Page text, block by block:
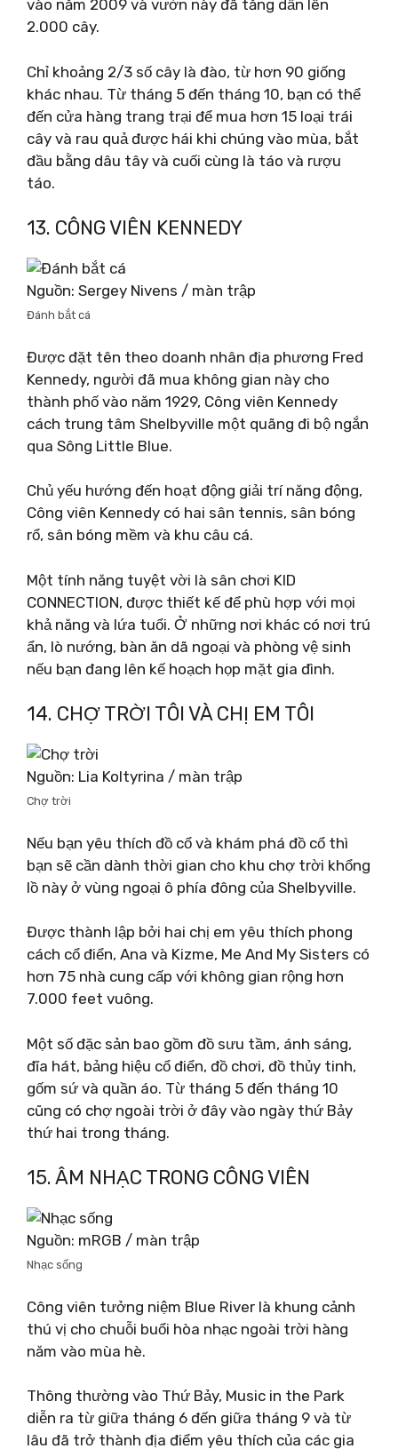
vào năm 2009 và vườn này đã tăng dần lên
2.000 cây.
Chỉ khoảng 2/3 số cây là đào, từ hơn 90 giống
khác nhau. Từ tháng 5 đến tháng 10, bạn có thể
đến cửa hàng trang trại để mua hơn 15 loại trái
cây và rau quả được hái khi chúng vào mùa, bắt
đầu bằng dâu tây và cuối cùng là táo và rượu
táo.
13. CÔNG VIÊN KENNEDY
Nguồn: Sergey Nivens / màn trập
Đánh bắt cá
Được đặt tên theo doanh nhân địa phương Fred
Kennedy, người đã mua không gian này cho
thành phố vào năm 1929, Công viên Kennedy
cách trung tâm Shelbyville một quãng đi bộ ngắn
qua Sông Little Blue.
Chủ yếu hướng đến hoạt động giải trí năng động,
Công viên Kennedy có hai sân tennis, sân bóng
rổ, sân bóng mềm và khu câu cá.
Một tính năng tuyệt vời là sân chơi KID
CONNECTION, được thiết kế để phù hợp với mọi
khả năng và lứa tuổi. Ở những nơi khác có nơi trú
ẩn, lò nướng, bàn ăn dã ngoại và phòng vệ sinh
nếu bạn đang lên kế hoạch họp mặt gia đình.
14. CHỢ TRỜI TÔI VÀ CHỊ EM TÔI
Nguồn: Lia Koltyrina / màn trập
Chợ trời
Nếu bạn yêu thích đồ cổ và khám phá đồ cổ thì
bạn sẽ cần dành thời gian cho khu chợ trời khổng
lồ này ở vùng ngoại ô phía đông của Shelbyville.
Được thành lập bởi hai chị em yêu thích phong
cách cổ điển, Ana và Kizme, Me And My Sisters có
hơn 75 nhà cung cấp với không gian rộng hơn
7.000 feet vuông.
Một số đặc sản bao gồm đồ sưu tầm, ánh sáng,
đĩa hát, bảng hiệu cổ điển, đồ chơi, đồ thủy tinh,
gốm sứ và quần áo. Từ tháng 5 đến tháng 10
cũng có chợ ngoài trời ở đây vào ngày thứ Bảy
thứ hai trong tháng.
15. ÂM NHẠC TRONG CÔNG VIÊN
Nguồn: mRGB / màn trập
Nhạc sống
Công viên tưởng niệm Blue River là khung cảnh
thú vị cho chuỗi buổi hòa nhạc ngoài trời hàng
năm vào mùa hè.
Thông thường vào Thứ Bảy, Music in the Park
diễn ra từ giữa tháng 6 đến giữa tháng 9 và từ
lâu đã trở thành địa điểm yêu thích của các gia